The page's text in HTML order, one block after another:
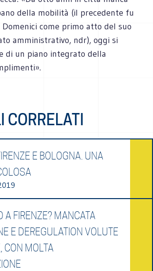
della mobilità (il precedente fu
come primo atto del suo
amministrativo, ndr), oggi si
di un piano integrato della
CORRELATI
E BOLOGNA. UNA
A FIRENZE? MANCATA
E DEREGULATION VOLUTE
CON MOLTA